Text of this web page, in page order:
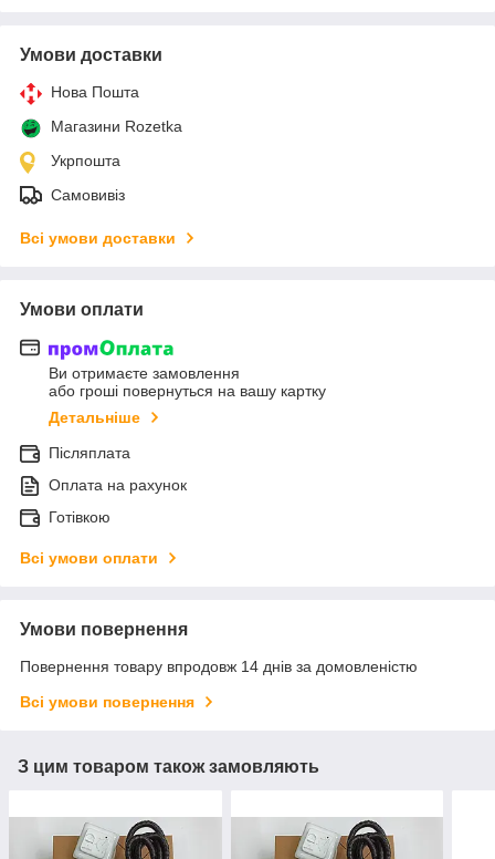
Умови доставки
Нова Пошта
Магазини Rozetka
Укрпошта
Самовивіз
Всі умови доставки
Умови оплати
Ви отримаєте замовлення
або гроші повернуться на вашу картку
Детальніше
Післяплата
Оплата на рахунок
Готівкою
Всі умови оплати
Умови повернення
Повернення товару впродовж 14 днів за домовленістю
Всі умови повернення
З цим товаром також замовляють